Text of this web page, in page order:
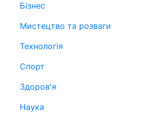
Бізнес
Мистецтво та розваги
Технологія
Спорт
Здоров'я
Наука